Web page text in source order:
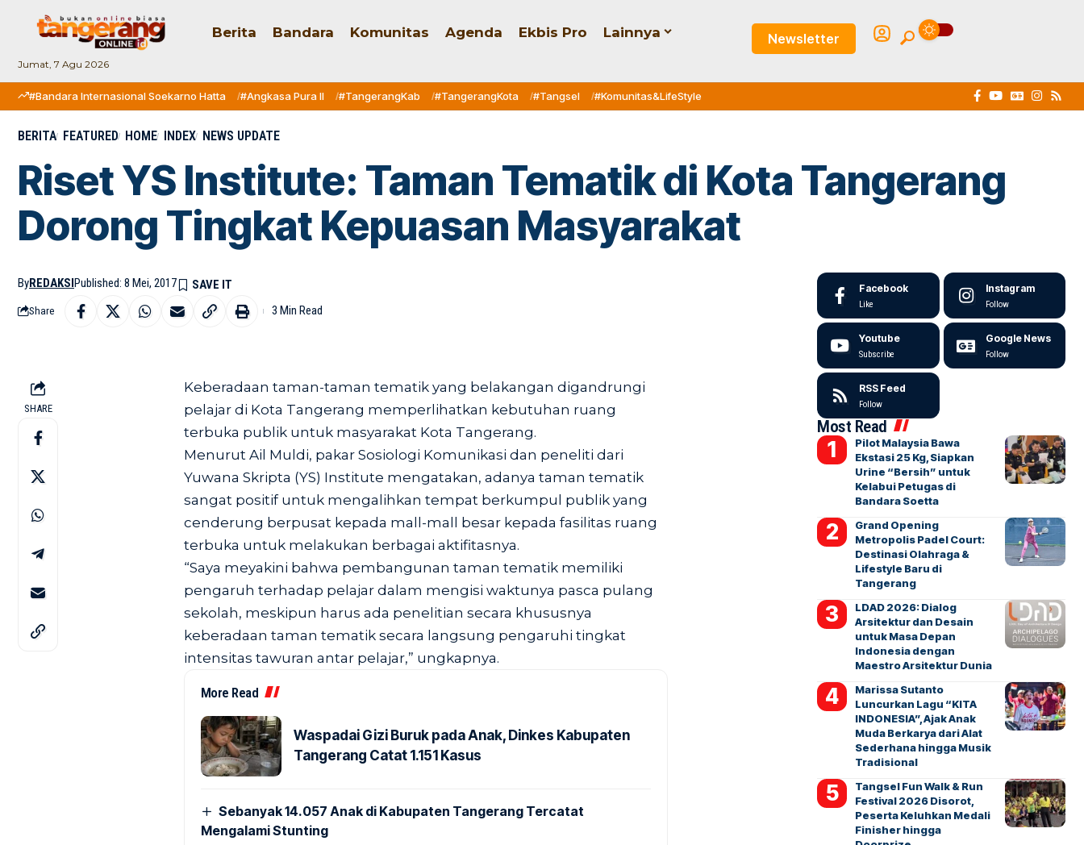
Jumat, 7 Agu 2026
Berita Bandara Komunitas Agenda Ekbis Pro Lainnya Newsletter
#Bandara Internasional Soekarno Hatta #Angkasa Pura II #TangerangKab #TangerangKota #Tangsel #Komunitas&LifeStyle
BERITA FEATURED HOME INDEX NEWS UPDATE
Riset YS Institute: Taman Tematik di Kota Tangerang
Dorong Tingkat Kepuasan Masyarakat
ByREDAKSIPublished: 8 Mei, 2017
Share 3 Min Read
SHARE
Keberadaan taman-taman tematik yang belakangan digandrungi
pelajar di Kota Tangerang memperlihatkan kebutuhan ruang
terbuka publik untuk masyarakat Kota Tangerang.
Menurut Ail Muldi, pakar Sosiologi Komunikasi dan peneliti dari
Yuwana Skripta (YS) Institute mengatakan, adanya taman tematik
sangat positif untuk mengalihkan tempat berkumpul publik yang
cenderung berpusat kepada mall-mall besar kepada fasilitas ruang
terbuka untuk melakukan berbagai aktifitasnya.
“Saya meyakini bahwa pembangunan taman tematik memiliki
pengaruh terhadap pelajar dalam mengisi waktunya pasca pulang
sekolah, meskipun harus ada penelitian secara khususnya
keberadaan taman tematik secara langsung pengaruhi tingkat
intensitas tawuran antar pelajar,” ungkapnya.
More Read
Waspadai Gizi Buruk pada Anak, Dinkes Kabupaten
Tangerang Catat 1.151 Kasus
Sebanyak 14.057 Anak di Kabupaten Tangerang Tercatat
Mengalami Stunting
Facebook
Like
Instagram
Follow
Youtube
Subscribe
Google News
Follow
RSS Feed
Follow
Most Read
Pilot Malaysia Bawa
Ekstasi 25 Kg, Siapkan
Urine “Bersih” untuk
Kelabui Petugas di
Bandara Soetta
Grand Opening
Metropolis Padel Court:
Destinasi Olahraga &
Lifestyle Baru di
Tangerang
LDAD 2026: Dialog
Arsitektur dan Desain
untuk Masa Depan
Indonesia dengan
Maestro Arsitektur Dunia
Marissa Sutanto
Luncurkan Lagu “KITA
INDONESIA”, Ajak Anak
Muda Berkarya dari Alat
Sederhana hingga Musik
Tradisional
Tangsel Fun Walk & Run
Festival 2026 Disorot,
Peserta Keluhkan Medali
Finisher hingga